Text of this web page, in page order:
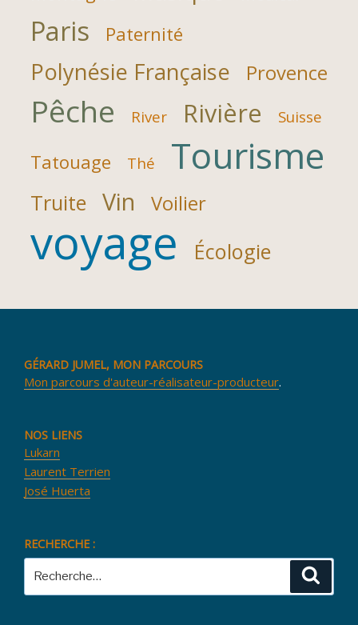
Paris Paternité
Polynésie Française Provence
Pêche River Rivière Suisse
Tatouage Thé Tourisme
Truite Vin Voilier
voyage Écologie
GÉRARD JUMEL, MON PARCOURS
Mon parcours d'auteur-réalisateur-producteur.
NOS LIENS
Lukarn
Laurent Terrien
José Huerta
RECHERCHE :